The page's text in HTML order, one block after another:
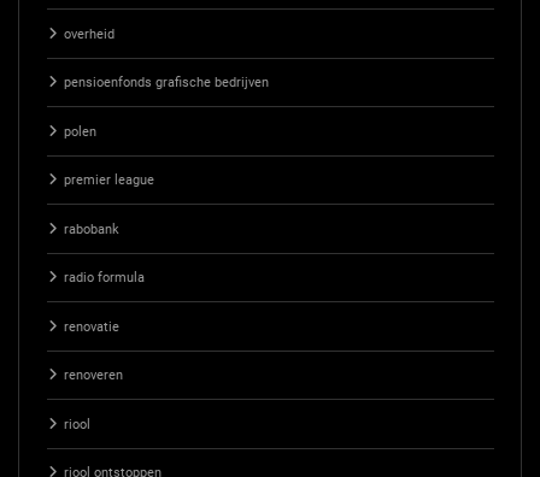
overheid
pensioenfonds grafische bedrijven
polen
premier league
rabobank
radio formula
renovatie
renoveren
riool
riool ontstoppen